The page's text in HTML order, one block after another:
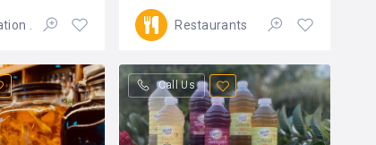
Ouvert 24/7 Restaurants
Call Us